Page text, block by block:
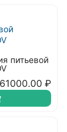
питьевой
₽